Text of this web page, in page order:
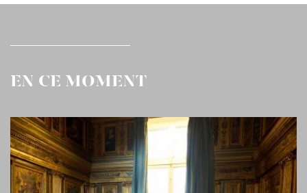
EN CE MOMENT